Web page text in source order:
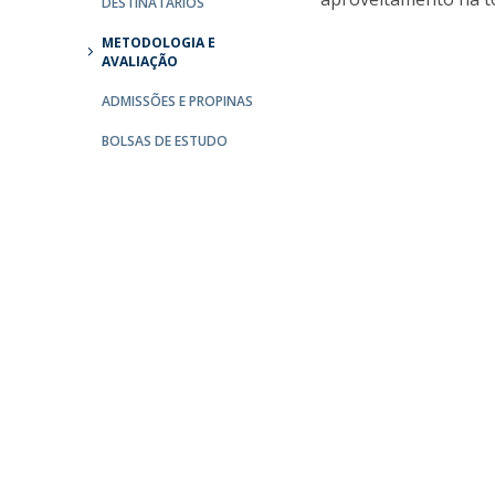
Social Wellbeing
METODOLOGIA E
AVALIAÇÃO
ADMISSÕES E PROPINAS
BOLSAS DE ESTUDO